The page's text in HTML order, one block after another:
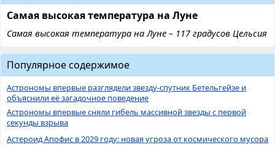
Самая высокая температура на Луне
Самая высокая температура на Луне – 117 градусов Цельсия
Популярное содержимое
Астрономы впервые разглядели звезду-спутник Бетельгейзе и
объяснили её загадочное поведение
Астрономы впервые сняли гибель массивной звезды с первой
секунды взрыва
Астероид Апофис в 2029 году: новая угроза от космического мусора